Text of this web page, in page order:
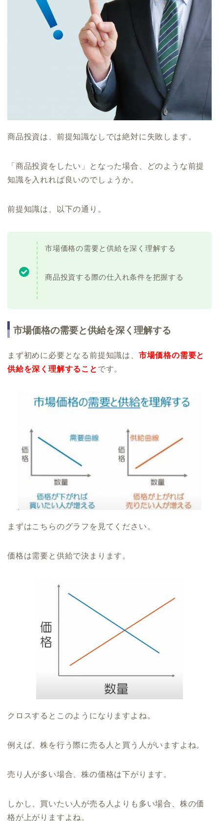
商品投資は、前提知識なしでは絶対に失敗します。
「商品投資をしたい」となった場合、どのような前提
知識を入れれば良いのでしょうか。
前提知識は、以下の通り。
市場価格の需要と供給を深く理解する
商品投資する際の仕入れ条件を把握する
市場価格の需要と供給を深く理解する
まず初めに必要となる前提知識は、 市場価格の需要と
供給を深く理解すること です。
まずはこちらのグラフを見てください。
価格は需要と供給で決まります。
クロスするとこのようになりますよね。
例えば、株を行う際に売る人と買う人がいますよね。
売り人が多い場合、株の価格は下がります。
しかし、買いたい人が売る人よりも多い場合、株の価
格が上がりますよね。